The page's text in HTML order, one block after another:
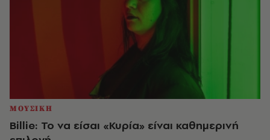
ΜΟΥΣΙΚΗ
Billie: Το να είσαι «Κυρία» είναι καθημερινή